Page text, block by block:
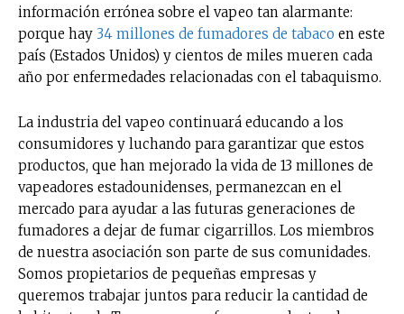
información errónea sobre el vapeo tan alarmante:
porque hay 34 millones de fumadores de tabaco en este
país (Estados Unidos) y cientos de miles mueren cada
año por enfermedades relacionadas con el tabaquismo.
La industria del vapeo continuará educando a los
consumidores y luchando para garantizar que estos
productos, que han mejorado la vida de 13 millones de
vapeadores estadounidenses, permanezcan en el
mercado para ayudar a las futuras generaciones de
fumadores a dejar de fumar cigarrillos. Los miembros
de nuestra asociación son parte de sus comunidades.
Somos propietarios de pequeñas empresas y
queremos trabajar juntos para reducir la cantidad de